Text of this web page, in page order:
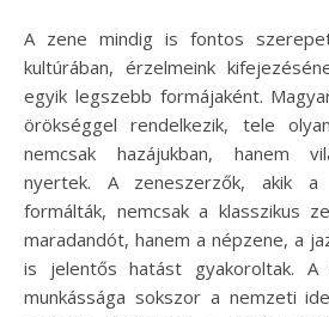
A zene mindig is fontos szerepet játszott az emberi
kultúrában, érzelmeink
egyik legszebb formájaként.
örökséggel rendelkezik, tele
nemcsak hazájukban, hanem
nyertek. A zeneszerzők, akik
formálták, nemcsak a klasszikus
maradandót, hanem a népzene, a
is jelentős hatást gyakoroltak. A
munkássága sokszor a nemzeti